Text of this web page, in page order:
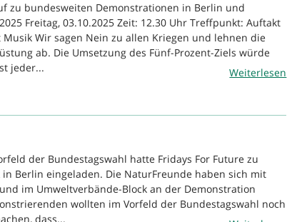
zu bundesweiten Demonstrationen in Berlin und
Freitag, 03.10.2025 Zeit: 12.30 Uhr Treffpunkt: Auftakt
Wir sagen Nein zu allen Kriegen und lehnen die
ab. Die Umsetzung des Fünf-Prozent-Ziels würde
jeder...
Weiterlesen
der Bundestagswahl hatte Fridays For Future zu
Berlin eingeladen. Die NaturFreunde haben sich mit
im Umweltverbände-Block an der Demonstration
wollten im Vorfeld der Bundestagswahl noch
dass...